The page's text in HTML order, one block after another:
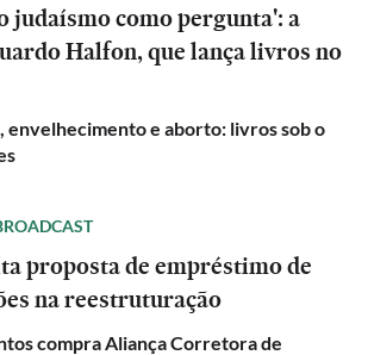
judaísmo como pergunta': a
Halfon, que lança livros no
envelhecimento e aborto: livros sob o
proposta de empréstimo de
na reestruturação
compra Aliança Corretora de